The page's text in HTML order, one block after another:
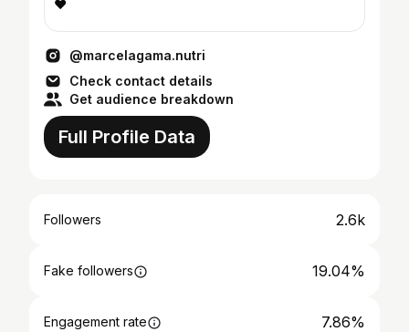
♥
@marcelagama.nutri
Check contact details
Get audience breakdown
Full Profile Data
Followers 2.6k
Fake followers 19.04%
Engagement rate 7.86%